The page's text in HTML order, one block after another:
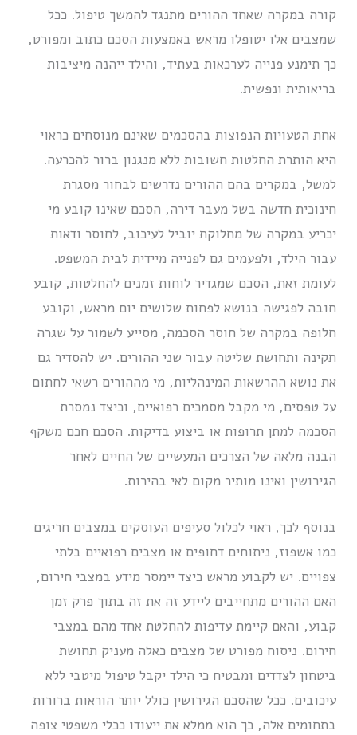
קורה במקרה שאחד ההורים מתנגד להמשך טיפול. ככל
שמצבים אלו יטופלו מראש באמצעות הסכם כתוב ומפורט,
כך תימנע פנייה לערכאות בעתיד, והילד ייהנה מיציבות
בריאותית ונפשית.
אחת הטעויות הנפוצות בהסכמים שאינם מנוסחים כראוי
היא הותרת החלטות חשובות ללא מנגנון ברור להכרעה.
למשל, במקרים בהם ההורים נדרשים לבחור מסגרת
חינוכית חדשה בשל מעבר דירה, הסכם שאינו קובע מי
יכריע במקרה של מחלוקת יוביל לעיכוב, לחוסר ודאות
עבור הילד, ולפעמים גם לפנייה מיידית לבית המשפט.
לעומת זאת, הסכם שמגדיר לוחות זמנים להחלטות, קובע
חובה לפגישה בנושא לפחות שלושים יום מראש, וקובע
חלופה במקרה של חוסר הסכמה, מסייע לשמור על שגרה
תקינה ותחושת שליטה עבור שני ההורים. יש להסדיר גם
את נושא ההרשאות המינהליות, מי מההורים רשאי לחתום
על טפסים, מי מקבל מסמכים רפואיים, וכיצד נמסרת
הסכמה למתן תרופות או ביצוע בדיקות. הסכם חכם משקף
הבנה מלאה של הצרכים המעשיים של החיים לאחר
הגירושין ואינו מותיר מקום לאי בהירות.
בנוסף לכך, ראוי לכלול סעיפים העוסקים במצבים חריגים
כמו אשפוז, ניתוחים דחופים או מצבים רפואיים בלתי
צפויים. יש לקבוע מראש כיצד יימסר מידע במצבי חירום,
האם ההורים מתחייבים ליידע זה את זה בתוך פרק זמן
קבוע, והאם קיימת עדיפות להחלטת אחד מהם במצבי
חירום. ניסוח מפורט של מצבים כאלה מעניק תחושת
ביטחון לצדדים ומבטיח כי הילד יקבל טיפול מיטבי ללא
עיכובים. ככל שהסכם הגירושין כולל יותר הוראות ברורות
בתחומים אלה, כך הוא ממלא את ייעודו ככלי משפטי צופה